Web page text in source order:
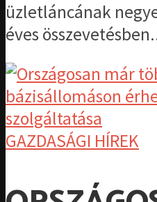
üzletláncának
éves
GAZDASÁGI HÍREK